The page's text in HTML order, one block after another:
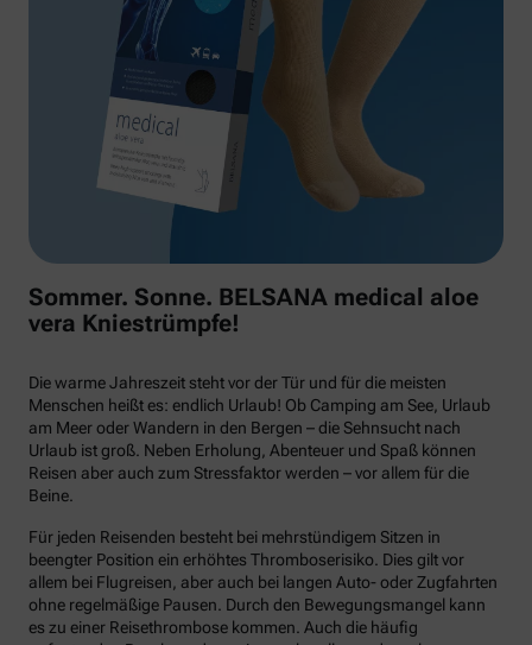
Sommer. Sonne. BELSANA medical aloe
vera Kniestrümpfe!
Die warme Jahreszeit steht vor der Tür und für die meisten
Menschen heißt es: endlich Urlaub! Ob Camping am See, Urlaub
am Meer oder Wandern in den Bergen – die Sehnsucht nach
Urlaub ist groß. Neben Erholung, Abenteuer und Spaß können
Reisen aber auch zum Stressfaktor werden – vor allem für die
Beine.
Für jeden Reisenden besteht bei mehrstündigem Sitzen in
beengter Position ein erhöhtes Thromboserisiko. Dies gilt vor
allem bei Flugreisen, aber auch bei langen Auto- oder Zugfahrten
ohne regelmäßige Pausen. Durch den Bewegungsmangel kann
es zu einer Reisethrombose kommen. Auch die häufig